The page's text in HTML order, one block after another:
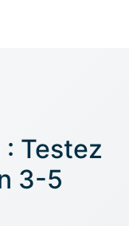
Testez
3-5